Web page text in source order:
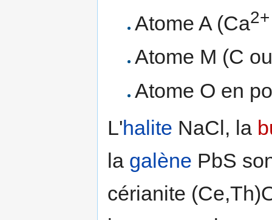
Atome A (Ca2+
Atome M (C
Atome O en
L'halite NaCl, la
la galène PbS
cérianite